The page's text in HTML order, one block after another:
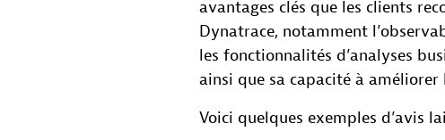
avantages clés que les clients
Dynatrace, notamment
les fonctionnalités d’analyses
ainsi que sa capacité à
Voici quelques exemples d’avis